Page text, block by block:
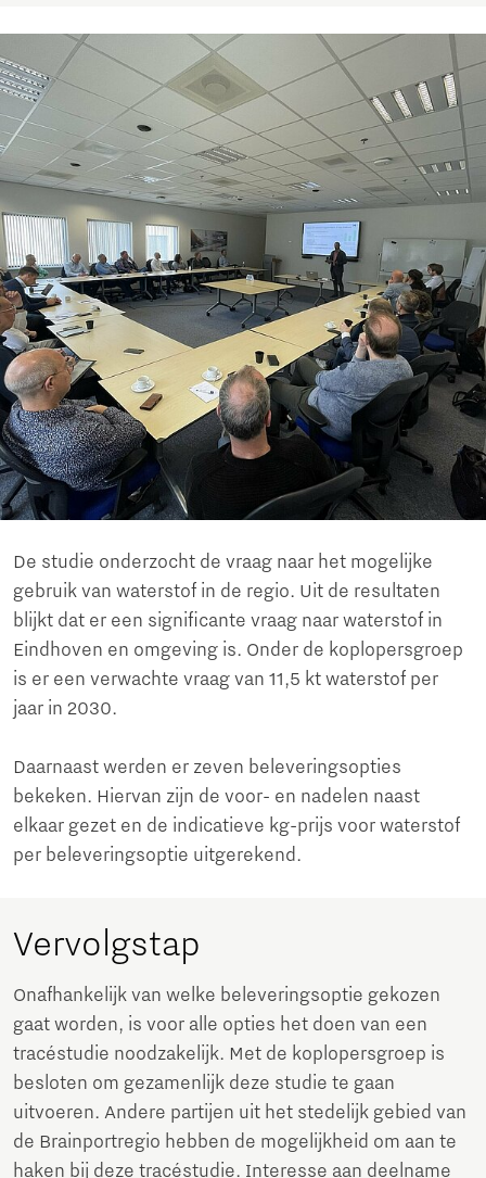
De studie onderzocht de vraag naar het mogelijke
gebruik van waterstof in de regio. Uit de resultaten
blijkt dat er een significante vraag naar waterstof in
Eindhoven en omgeving is. Onder de koplopersgroep
is er een verwachte vraag van 11,5 kt waterstof per
jaar in 2030.
Daarnaast werden er zeven beleveringsopties
bekeken. Hiervan zijn de voor- en nadelen naast
elkaar gezet en de indicatieve kg-prijs voor waterstof
per beleveringsoptie uitgerekend.
Vervolgstap
Onafhankelijk van welke beleveringsoptie gekozen
gaat worden, is voor alle opties het doen van een
tracéstudie noodzakelijk. Met de koplopersgroep is
besloten om gezamenlijk deze studie te gaan
uitvoeren. Andere partijen uit het stedelijk gebied van
de Brainportregio hebben de mogelijkheid om aan te
haken bij deze tracéstudie. Interesse aan deelname